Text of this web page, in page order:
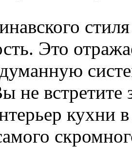
Это
не встретите
кухни